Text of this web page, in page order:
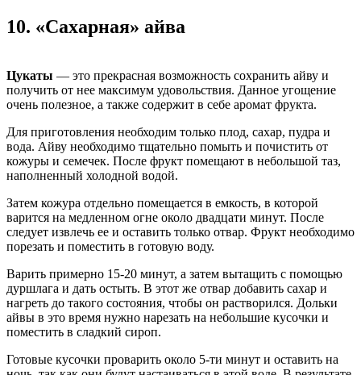
10. «Сахарная» айва
Цукаты — это прекрасная возможность сохранить айву и
получить от нее максимум удовольствия. Данное угощение
очень полезное, а также содержит в себе аромат фрукта.
Для приготовления необходим только плод, сахар, пудра и
вода. Айву необходимо тщательно помыть и почистить от
кожуры и семечек. После фрукт помещают в небольшой таз,
наполненный холодной водой.
Затем кожура отдельно помещается в емкость, в которой
варится на медленном огне около двадцати минут. После
следует извлечь ее и оставить только отвар. Фрукт необходимо
порезать и поместить в готовую воду.
Варить примерно 15-20 минут, а затем вытащить с помощью
дуршлага и дать остыть. В этот же отвар добавить сахар и
нагреть до такого состояния, чтобы он растворился. Дольки
айвы в это время нужно нарезать на небольшие кусочки и
поместить в сладкий сироп.
Готовые кусочки проварить около 5-ти минут и оставить на